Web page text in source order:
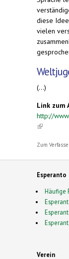
diese
vielen
(...)
Link zum
http://
(link is
Zum
Esperanto
Häufige
Verein